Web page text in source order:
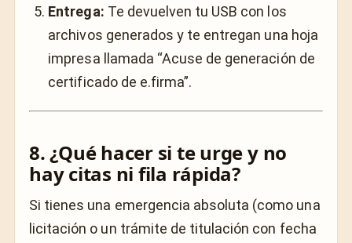
Entrega: Te devuelven tu USB con los
archivos generados y te entregan una hoja
impresa llamada “Acuse de generación de
certificado de e.firma”.
8. ¿Qué hacer si te urge y no
hay citas ni fila rápida?
Si tienes una emergencia absoluta (como una
licitación o un trámite de titulación con fecha